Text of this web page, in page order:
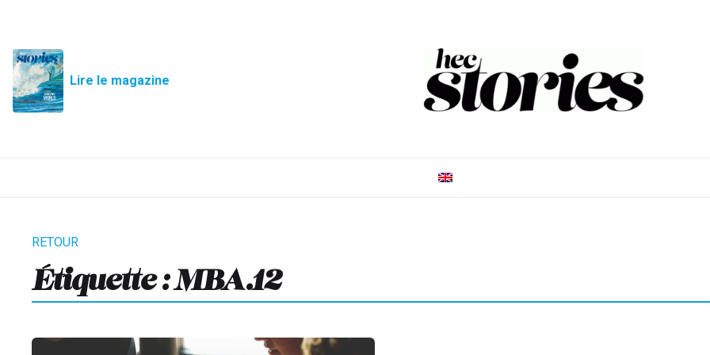
Lire le magazine
Étiquette : MBA.12